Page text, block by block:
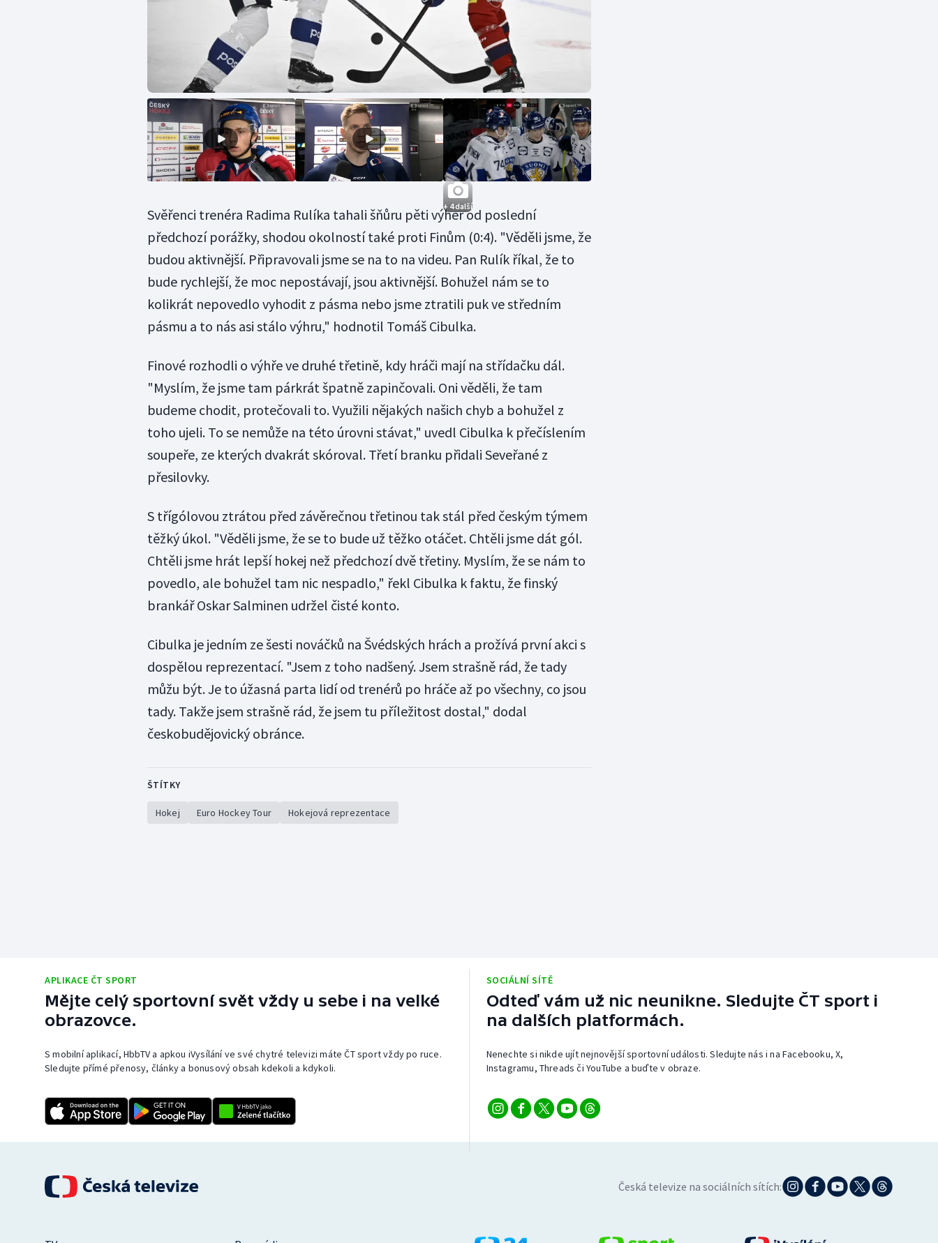
+ 4 další
Svěřenci trenéra Radima Rulíka tahali šňůru pěti výher od poslední
předchozí porážky, shodou okolností také proti Finům (0:4). "Věděli jsme, že
budou aktivnější. Připravovali jsme se na to na videu. Pan Rulík říkal, že to
bude rychlejší, že moc nepostávají, jsou aktivnější. Bohužel nám se to
kolikrát nepovedlo vyhodit z pásma nebo jsme ztratili puk ve středním
pásmu a to nás asi stálo výhru," hodnotil Tomáš Cibulka.
Finové rozhodli o výhře ve druhé třetině, kdy hráči mají na střídačku dál.
"Myslím, že jsme tam párkrát špatně zapinčovali. Oni věděli, že tam
budeme chodit, protečovali to. Využili nějakých našich chyb a bohužel z
toho ujeli. To se nemůže na této úrovni stávat," uvedl Cibulka k přečíslením
soupeře, ze kterých dvakrát skóroval. Třetí branku přidali Seveřané z
přesilovky.
S třígólovou ztrátou před závěrečnou třetinou tak stál před českým týmem
těžký úkol. "Věděli jsme, že se to bude už těžko otáčet. Chtěli jsme dát gól.
Chtěli jsme hrát lepší hokej než předchozí dvě třetiny. Myslím, že se nám to
povedlo, ale bohužel tam nic nespadlo," řekl Cibulka k faktu, že finský
brankář Oskar Salminen udržel čisté konto.
Cibulka je jedním ze šesti nováčků na Švédských hrách a prožívá první akci s
dospělou reprezentací. "Jsem z toho nadšený. Jsem strašně rád, že tady
můžu být. Je to úžasná parta lidí od trenérů po hráče až po všechny, co jsou
tady. Takže jsem strašně rád, že jsem tu příležitost dostal," dodal
českobudějovický obránce.
ŠTÍTKY
Hokej Euro Hockey Tour Hokejová reprezentace
APLIKACE ČT SPORT
Mějte celý sportovní svět vždy u sebe i na velké
obrazovce.
S mobilní aplikací, HbbTV a apkou iVysílání ve své chytré televizi máte ČT sport vždy po ruce.
Sledujte přímé přenosy, články a bonusový obsah kdekoli a kdykoli.
SOCIÁLNÍ SÍTĚ
Odteď vám už nic neunikne. Sledujte ČT sport i
na dalších platformách.
Nenechte si nikde ujít nejnovější sportovní události. Sledujte nás i na Facebooku, X,
Instagramu, Threads či YouTube a buďte v obraze.
Česká televize na sociálních sítích: